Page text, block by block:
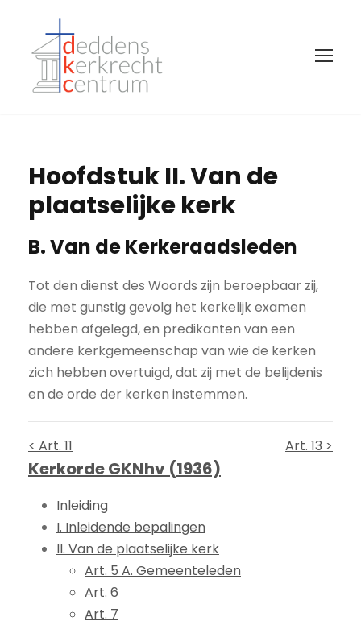
Hoofdstuk II. Van de
plaatselijke kerk
B. Van de Kerkeraadsleden
Tot den dienst des Woords zijn beroepbaar zij,
die met gunstig gevolg het kerkelijk examen
hebben afgelegd, en predikanten van een
andere kerkgemeenschap van wie de kerken
zich hebben overtuigd, dat zij met de belijdenis
en de orde der kerken instemmen.
< Art. 11 Art. 13 >
Kerkorde GKNhv (1936)
Inleiding
I. Inleidende bepalingen
II. Van de plaatselijke kerk
Art. 5 A. Gemeenteleden
Art. 6
Art. 7